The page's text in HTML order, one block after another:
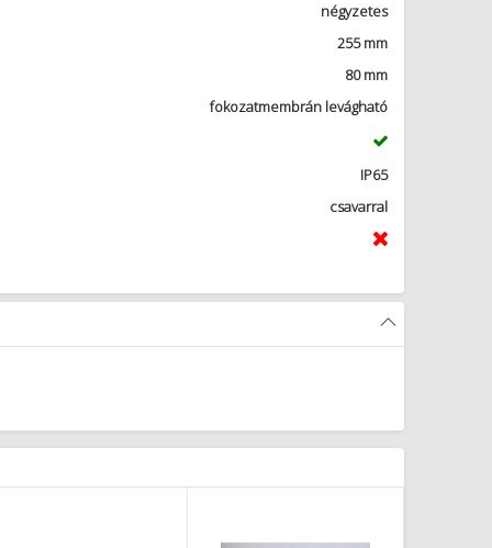
négyzetes
255 mm
80 mm
fokozatmembrán levágható
IP65
csavarral